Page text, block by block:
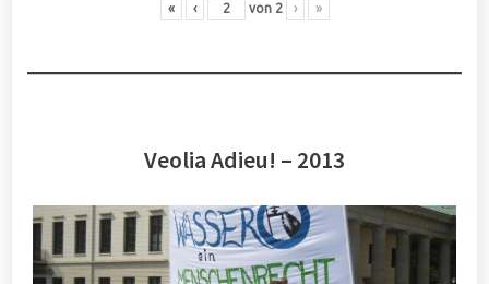
« ‹ von 2 › »
Veolia Adieu! – 2013